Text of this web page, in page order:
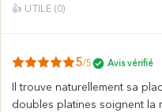
👍 UTILE (0)
5/5 Avis vérifié
Il trouve naturellement sa
doubles platines soignent la